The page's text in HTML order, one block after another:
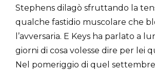
Stephens dilagò sfruttando la
qualche fastidio muscolare che
l’avversaria. E Keys ha parlato a
giorni di cosa volesse dire per lei
Nel pomeriggio di quel